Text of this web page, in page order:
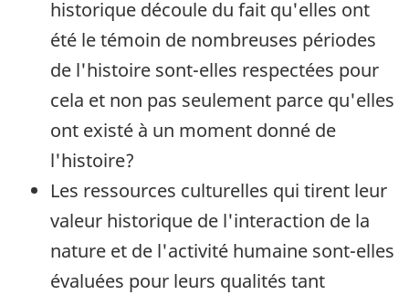
historique découle du fait qu'elles ont
été le témoin de nombreuses périodes
de l'histoire sont-elles respectées pour
cela et non pas seulement parce qu'elles
ont existé à un moment donné de
l'histoire?
Les ressources culturelles qui tirent leur
valeur historique de l'interaction de la
nature et de l'activité humaine sont-elles
évaluées pour leurs qualités tant